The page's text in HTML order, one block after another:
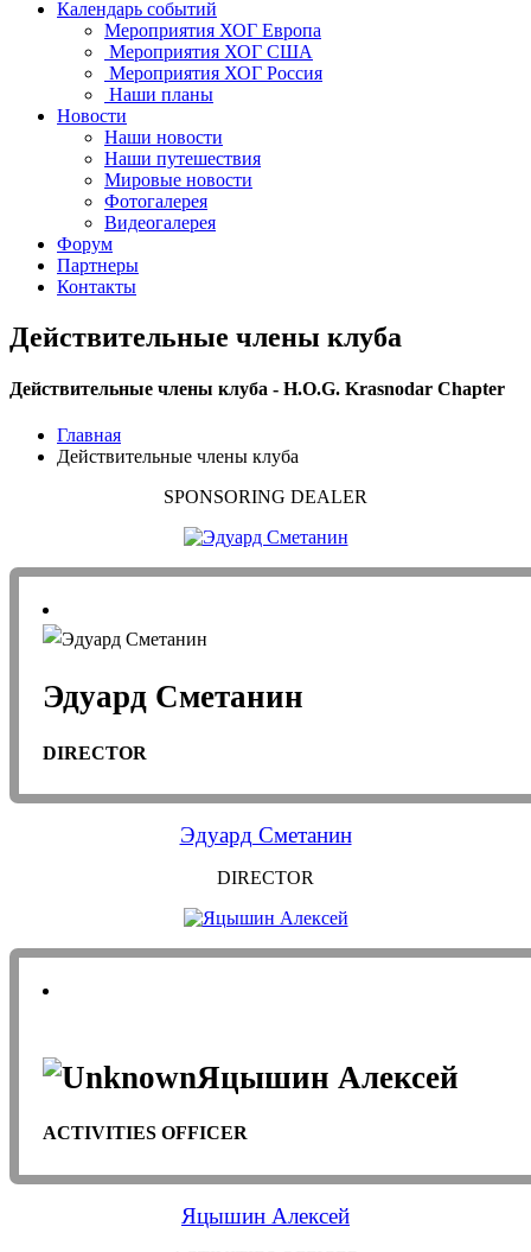
Календарь событий
Мероприятия ХОГ Европа
Мероприятия ХОГ США
Мероприятия ХОГ Россия
Наши планы
Новости
Наши новости
Наши путешествия
Мировые новости
Фотогалерея
Видеогалерея
Форум
Партнеры
Контакты
Действительные члены клуба
Действительные члены клуба - H.O.G. Krasnodar Chapter
Главная
Действительные члены клуба
SPONSORING DEALER
Эдуард Сметанин
DIRECTOR
Эдуард Сметанин
DIRECTOR
Яцышин Алексей
ACTIVITIES OFFICER
Яцышин Алексей